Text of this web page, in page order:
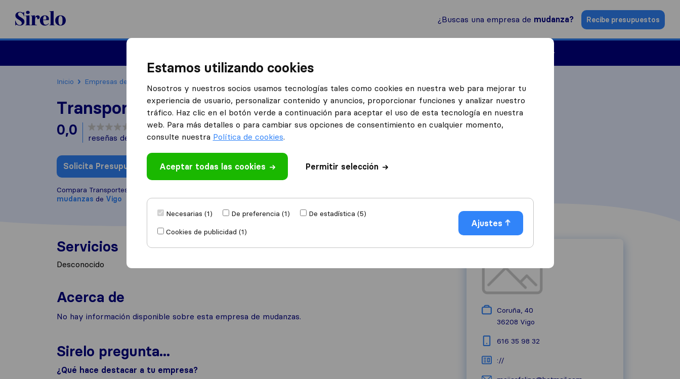
Sirelo.es
¿Buscas una empresa de mudanza? Recibe presupuestos
Inicio Empresas de mudanzas
Transportes Y Mudanzas Fm
0,0 basado en0
reseñas de Sirelo y Google
i
Solicita Presupuestos Escribe una valoración
Compara Transportes Y Mudanzas Fm con otras
mudanzas de Vigo
Servicios
Desconocido
Acerca de
No hay información disponible sobre esta empresa de mudanzas.
Sirelo pregunta...
¿Qué hace destacar a tu empresa?
Coruña, 40
36208 Vigo
616 35 98 32
://
Estamos utilizando cookies
Nosotros y nuestros socios usamos tecnologías tales como cookies en nuestra web para mejorar tu
experiencia de usuario, personalizar contenido y anuncios, proporcionar funciones y analizar nuestro
tráfico. Haz clic en el botón verde a continuación para aceptar el uso de esta tecnología en nuestra
web. Para más detalles o para cambiar sus opciones de consentimiento en cualquier momento,
consulte nuestra Política de cookies.
Aceptar todas las cookies Permitir selección
Necesarias (1) De preferencia (1)
De estadística (5)
Cookies de publicidad (1)
Ajustes